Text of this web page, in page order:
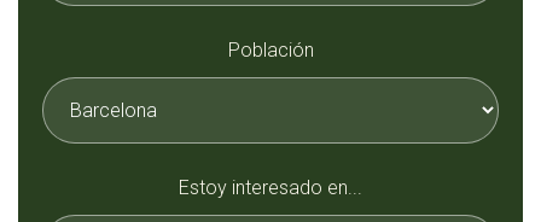
Población
Estoy interesado en...